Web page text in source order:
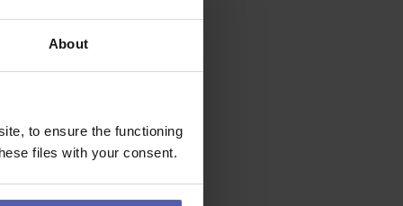
About
to ensure the functioning
files with your consent.